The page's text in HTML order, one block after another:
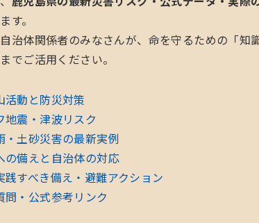
す。
治体関係者のみなさんが、命を守るための「知
でご活用ください。
活動と防災対策
地震・津波リスク
・土砂災害の最新実例
の備えと自治体の対応
践すべき備え・避難アクション
問・公式参考リンク